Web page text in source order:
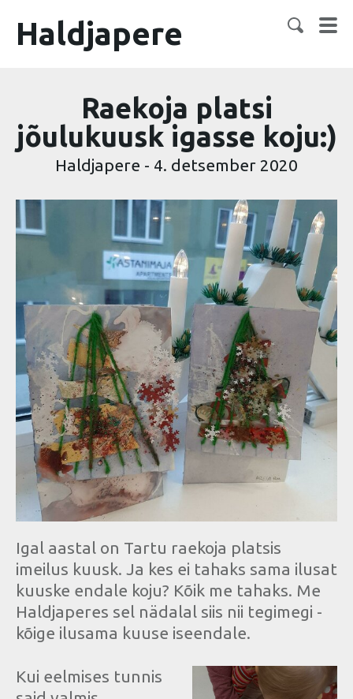
Haldjapere
Raekoja platsi
jõulukuusk igasse koju:)
Haldjapere - 4. detsember 2020
Igal aastal on Tartu raekoja platsis
imeilus kuusk. Ja kes ei tahaks sama ilusat
kuuske endale koju? Kõik me tahaks. Me
Haldjaperes sel nädalal siis nii tegimegi -
kõige ilusama kuuse iseendale.
Kui eelmises tunnis